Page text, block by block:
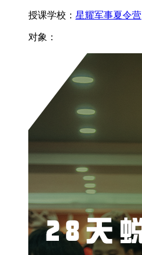
授课学校： 星耀军事夏令营
对象：